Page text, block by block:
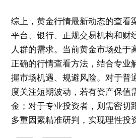
综上，黄金行情最新动态的查看
平台、银行、正规交易机构和财
人群的需求。当前黄金市场处于
正确的行情查看方法，结合专业
握市场机遇、规避风险。对于普
度关注短期波动，若有资产保值
金；对于专业投资者，则需密切
多重因素精准研判，实现理性投